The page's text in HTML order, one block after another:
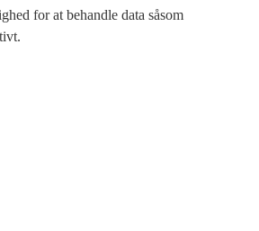
for at behandle data såsom